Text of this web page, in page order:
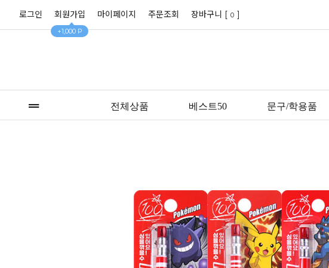
로그인 회원가입
+1,000 P
마이페이지 주문조회 장바구니 [ 0 ]
전체상품 베스트50 문구/학용품